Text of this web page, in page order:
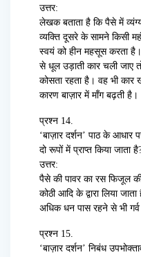
उत्तर:
लेखक बताता है कि पैसे में
व्यक्ति दूसरे के सामने किसी
स्वयं को हीन महसूस करता
से धूल उड़ाती कार चली जाए
कोसता रहता है। वह भी
कारण बाज़ार में माँग बढ़ती है।
प्रश्न 14.
‘बाज़ार दर्शन’ पाठ के आधार
दो रूपों में प्राप्त किया जाता
उत्तर:
पैसे की पावर का रस फिजूल
कोठी आदि के द्वारा लिया
अधिक धन पास रहने से भी
प्रश्न 15.
‘बाज़ार दर्शन’ निबंध